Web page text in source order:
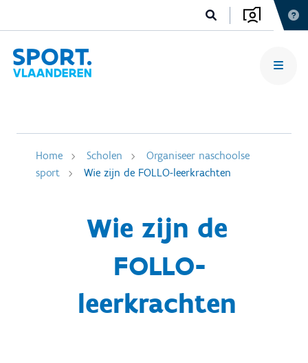
Home Scholen
Organiseer naschoolse
sport
Wie zijn de FOLLO-leerkrachten
Wie zijn de
FOLLO-
leerkrachten